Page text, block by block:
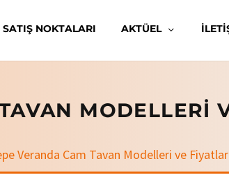
SATIŞ NOKTALARI AKTÜEL
MODELLERI
Veranda Cam Tavan Modelleri ve